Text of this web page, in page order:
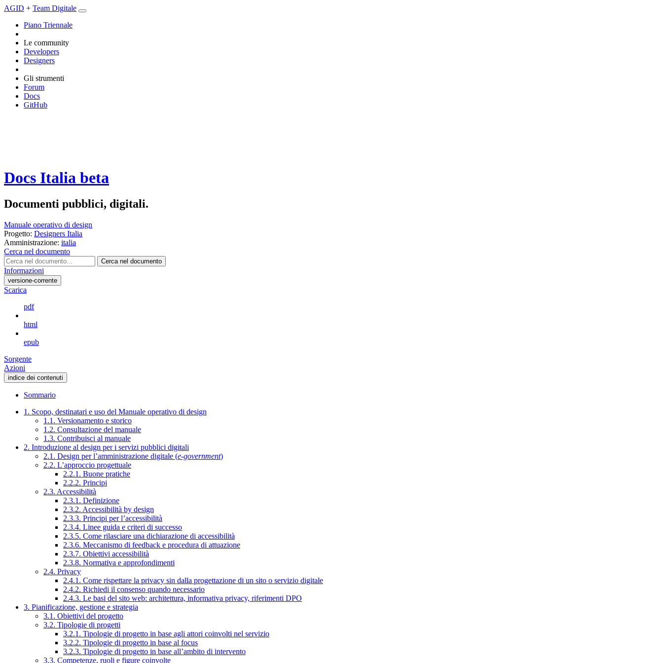
AGID + Team Digitale
Piano Triennale
Le community
Developers
Designers
Gli strumenti
Forum
Docs
GitHub
Docs Italia beta
Documenti pubblici, digitali.
Manuale operativo di design
Progetto: Designers Italia
Amministrazione: italia
Cerca nel documento
Cerca nel documento
Informazioni
versione-corrente
Scarica
pdf
html
epub
Sorgente
Azioni
indice dei contenuti
Sommario
1. Scopo, destinatari e uso del Manuale operativo di design
1.1. Versionamento e storico
1.2. Consultazione del manuale
1.3. Contribuisci al manuale
2. Introduzione al design per i servizi pubblici digitali
2.1. Design per l’amministrazione digitale (e-government)
2.2. L’approccio progettuale
2.2.1. Buone pratiche
2.2.2. Principi
2.3. Accessibilità
2.3.1. Definizione
2.3.2. Accessibilità by design
2.3.3. Principi per l’accessibilità
2.3.4. Linee guida e criteri di successo
2.3.5. Come rilasciare una dichiarazione di accessibilità
2.3.6. Meccanismo di feedback e procedura di attuazione
2.3.7. Obiettivi accessibilità
2.3.8. Normativa e approfondimenti
2.4. Privacy
2.4.1. Come rispettare la privacy sin dalla progettazione di un sito o servizio digitale
2.4.2. Richiedi il consenso quando necessario
2.4.3. Le basi del sito web: architettura, informativa privacy, riferimenti DPO
3. Pianificazione, gestione e strategia
3.1. Obiettivi del progetto
3.2. Tipologie di progetti
3.2.1. Tipologie di progetto in base agli attori coinvolti nel servizio
3.2.2. Tipologie di progetto in base al focus
3.2.3. Tipologie di progetto in base all’ambito di intervento
3.3. Competenze, ruoli e figure coinvolte